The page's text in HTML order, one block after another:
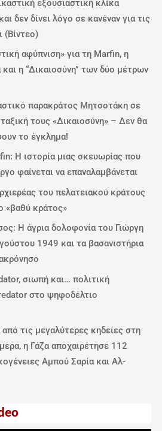
εξουσιαστική κλίκα
δεν δίνει λόγο σε κανέναν για τις
(Βίντεο)
αφύπνιση» για τη Marfin, η
η “Δικαιοσύνη” των δύο μέτρων
παρακράτος Μητσοτάκη σε
τους «Δικαιοσύνη» – Δεν θα
το έγκλημα!
Η ιστορία μιας σκευωρίας που
φαίνεται να επαναλαμβάνεται
του πελατειακού κράτους
«βαθύ κράτος»
Η άγρια δολοφονία του Γιώργη
1949 και τα βασανιστήρια
σιωπή και… πολιτική
στο ψηφοδέλτιο
από τις μεγαλύτερες κηδείες στη
η Γάζα αποχαιρέτησε 112
Αμπού Σαρία και Αλ-